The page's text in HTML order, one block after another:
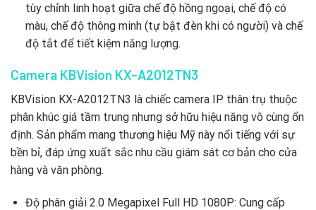
tùy chỉnh linh hoạt giữa chế độ hồng ngoại, chế độ có
màu, chế độ thông minh (tự bật đèn khi có người) và chế
độ tắt để tiết kiệm năng lượng.
Camera KBVision KX-A2012TN3
KBVision KX-A2012TN3 là chiếc camera IP thân trụ thuộc
phân khúc giá tầm trung nhưng sở hữu hiệu năng vô cùng ổn
định. Sản phẩm mang thương hiệu Mỹ này nổi tiếng với sự
bền bỉ, đáp ứng xuất sắc nhu cầu giám sát cơ bản cho cửa
hàng và văn phòng.
Độ phân giải 2.0 Megapixel Full HD 1080P: Cung cấp